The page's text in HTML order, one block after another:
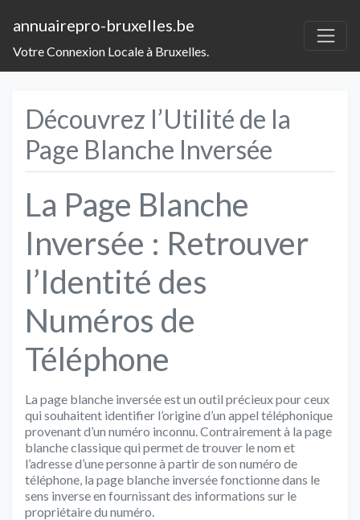
annuairepro-bruxelles.be
Votre Connexion Locale à Bruxelles.
Découvrez l’Utilité de la
Page Blanche Inversée
La Page Blanche
Inversée : Retrouver
l’Identité des
Numéros de
Téléphone
La page blanche inversée est un outil précieux pour ceux
qui souhaitent identifier l’origine d’un appel téléphonique
provenant d’un numéro inconnu. Contrairement à la page
blanche classique qui permet de trouver le nom et
l’adresse d’une personne à partir de son numéro de
téléphone, la page blanche inversée fonctionne dans le
sens inverse en fournissant des informations sur le
propriétaire du numéro.